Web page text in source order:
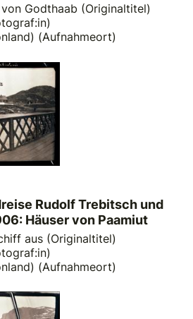
Godthaab (Originaltitel)
(Aufnahmeort)
Rudolf Trebitsch und
Häuser von Paamiut
aus (Originaltitel)
(Aufnahmeort)